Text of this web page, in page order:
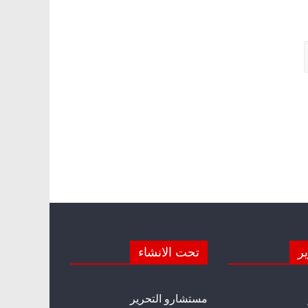
تحت الانشاء
مستشارو التحرير